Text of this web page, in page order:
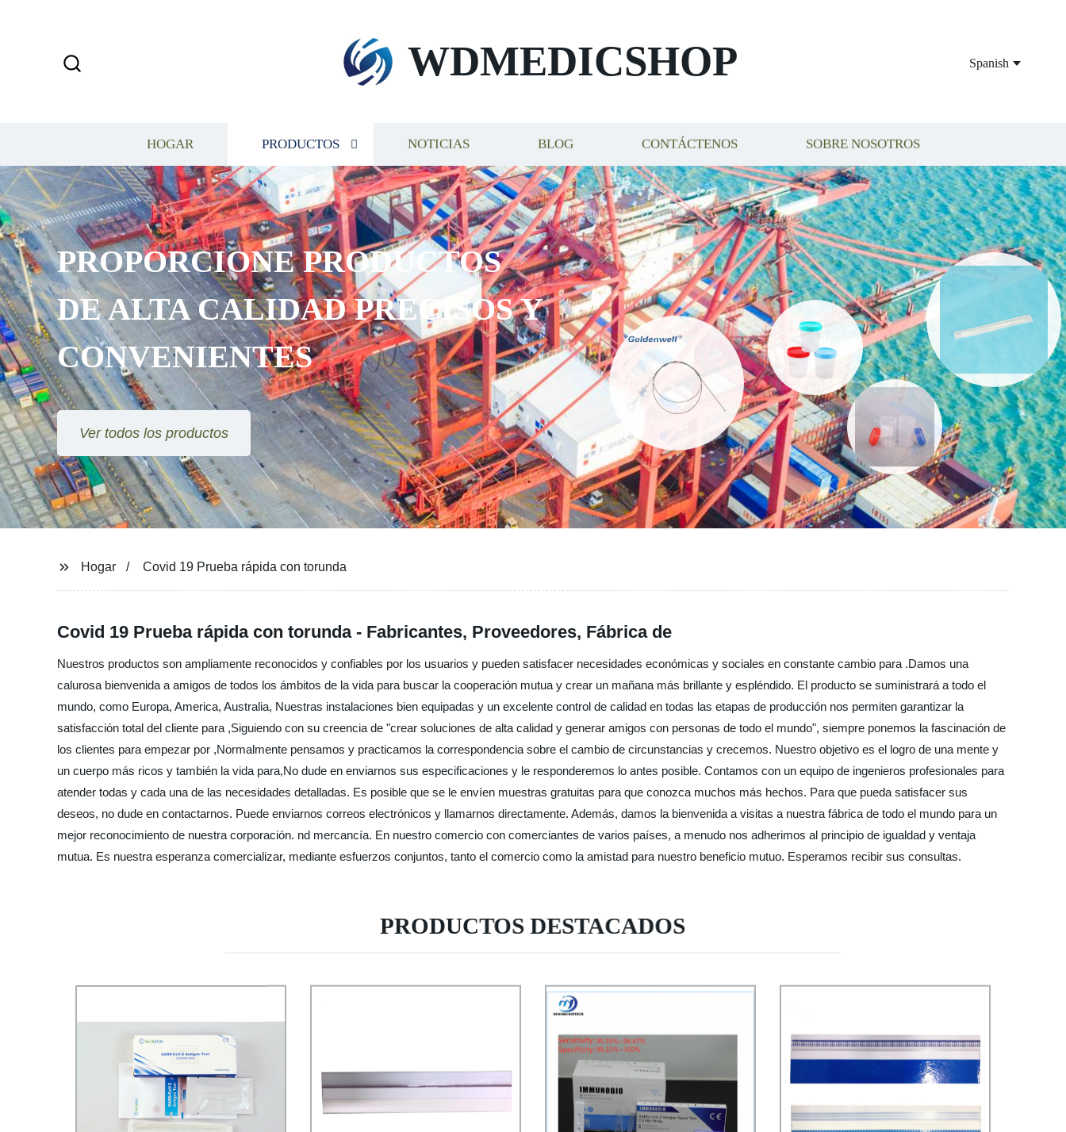
WDMEDICSHOP Spanish
HOGAR PRODUCTOS NOTICIAS BLOG CONTÁCTENOS SOBRE NOSOTROS
PROPORCIONE PRODUCTOS
DE ALTA CALIDAD PRECISOS Y
CONVENIENTES
Ver todos los productos
Hogar Covid 19 Prueba rápida con torunda
Covid 19 Prueba rápida con torunda - Fabricantes, Proveedores, Fábrica de
Nuestros productos son ampliamente reconocidos y confiables por los usuarios y pueden satisfacer necesidades económicas y sociales en constante cambio para .Damos una
calurosa bienvenida a amigos de todos los ámbitos de la vida para buscar la cooperación mutua y crear un mañana más brillante y espléndido. El producto se suministrará a todo el
mundo, como Europa, America, Australia, Nuestras instalaciones bien equipadas y un excelente control de calidad en todas las etapas de producción nos permiten garantizar la
satisfacción total del cliente para ,Siguiendo con su creencia de "crear soluciones de alta calidad y generar amigos con personas de todo el mundo", siempre ponemos la fascinación de
los clientes para empezar por ,Normalmente pensamos y practicamos la correspondencia sobre el cambio de circunstancias y crecemos. Nuestro objetivo es el logro de una mente y
un cuerpo más ricos y también la vida para,No dude en enviarnos sus especificaciones y le responderemos lo antes posible. Contamos con un equipo de ingenieros profesionales para
atender todas y cada una de las necesidades detalladas. Es posible que se le envíen muestras gratuitas para que conozca muchos más hechos. Para que pueda satisfacer sus
deseos, no dude en contactarnos. Puede enviarnos correos electrónicos y llamarnos directamente. Además, damos la bienvenida a visitas a nuestra fábrica de todo el mundo para un
mejor reconocimiento de nuestra corporación. nd mercancía. En nuestro comercio con comerciantes de varios países, a menudo nos adherimos al principio de igualdad y ventaja
mutua. Es nuestra esperanza comercializar, mediante esfuerzos conjuntos, tanto el comercio como la amistad para nuestro beneficio mutuo. Esperamos recibir sus consultas.
PRODUCTOS DESTACADOS